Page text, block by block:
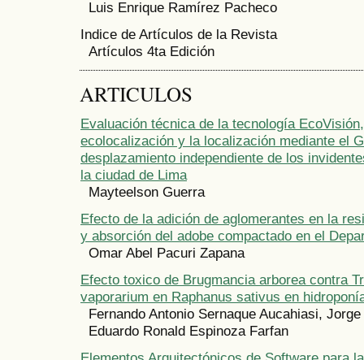
Luis Enrique Ramírez Pacheco
Indice de Artículos de la Revista
Artículos 4ta Edición
ARTICULOS
Evaluación técnica de la tecnología
ecolocalización y la localización mediante el
desplazamiento independiente de los
la ciudad de Lima
Mayteelson Guerra
Efecto de la adición de aglomerantes en la
y absorción del adobe compactado en el
Omar Abel Pacuri Zapana
Efecto toxico de Brugmancia arborea contra
vaporarium en Raphanus sativus en
Fernando Antonio Sernaque Aucahiasi,
Eduardo Ronald Espinoza Farfan